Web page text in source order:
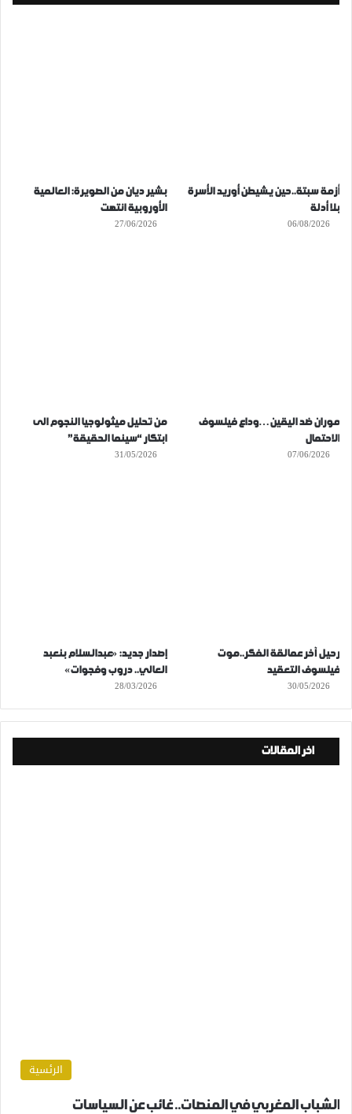
أزمة سبتة..حين يشيطن أوريد الأسرة
بلا أدلة
06/08/2026
بشير ديان من الصويرة: العالمية
الأوروبية انتهت
27/06/2026
موران ضد اليقين…وداع فيلسوف
الاحتمال
07/06/2026
من تحليل ميثولوجيا النجوم الى
ابتكار “سينما الحقيقة”
31/05/2026
رحيل آخر عمالقة الفكر..موت
فيلسوف التعقيد
30/05/2026
إصدار جديد: «عبدالسلام بنعبد
العالي.. دروب وفجوات»
28/03/2026
اخر المقالات
الرئسية
الشباب المغربي في المنصات.. غائب عن السياسات